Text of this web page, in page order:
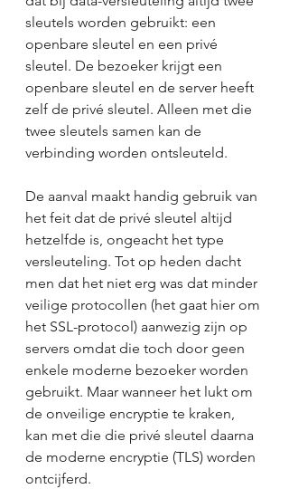
sleutels worden gebruikt: een
openbare sleutel en een privé
sleutel. De bezoeker krijgt een
openbare sleutel en de server heeft
zelf de privé sleutel. Alleen met die
twee sleutels samen kan de
verbinding worden ontsleuteld.
De aanval maakt handig gebruik van
het feit dat de privé sleutel altijd
hetzelfde is, ongeacht het type
versleuteling. Tot op heden dacht
men dat het niet erg was dat minder
veilige protocollen (het gaat hier om
het SSL-protocol) aanwezig zijn op
servers omdat die toch door geen
enkele moderne bezoeker worden
gebruikt. Maar wanneer het lukt om
de onveilige encryptie te kraken,
kan met die die privé sleutel daarna
de moderne encryptie (TLS) worden
ontcijferd.